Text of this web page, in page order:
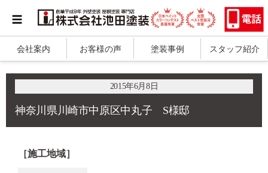
会社案内 お客様の声 塗装事例 スタッフ紹介
2015年6月8日
神奈川県川崎市中原区中丸子 S様邸
［施工地域］